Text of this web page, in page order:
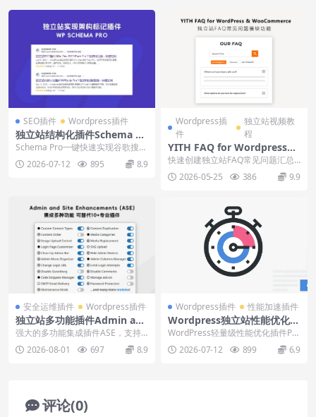
SEO插件 Wordpress插件
独立站结构化插件Schema Pr
o实现谷歌搜索结果SERP富媒
Schema Pro一键快速实现谷歌搜索
结果SERP富媒体信息展示，支持评
价、产...
2026-07-12 895 8.9
Wordpress插
件
独立站视频教
程
YITH FAQ for Wordpress&
WooCommerce插件下载使
快速创建独立站FAQ常见问题汇总
模块插件YITH FAQ for Wordpre...
2026-05-25 386 9.9
安全运维插件 Wordpress插件
独立站多功能插件Admin and
Site Enhancements (ASE)下
载使用教程
强大的多功能集成插件ASE，支持
自定义内容类型、媒体目录管理、
后台功能管理、图片...
2026-08-01 697 8.9
Wordpress插件 性能加速插件
Wordpress独立站性能优化插
件Perfmatters Premium下
载安装视频
WordPress轻量级性能优化插件Per
fmatters，支持数据库优化、延
迟...2026-07-12 899 6.9
评论(0)